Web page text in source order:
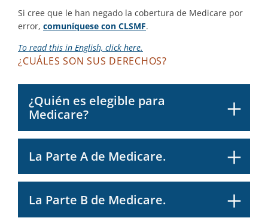
Si cree que le han negado la cobertura de Medicare por
error, comuníquese con CLSMF.
To read this in English, click here.
¿CUÁLES SON SUS DERECHOS?
¿Quién es elegible para
Medicare?
La Parte A de Medicare.
La Parte B de Medicare.